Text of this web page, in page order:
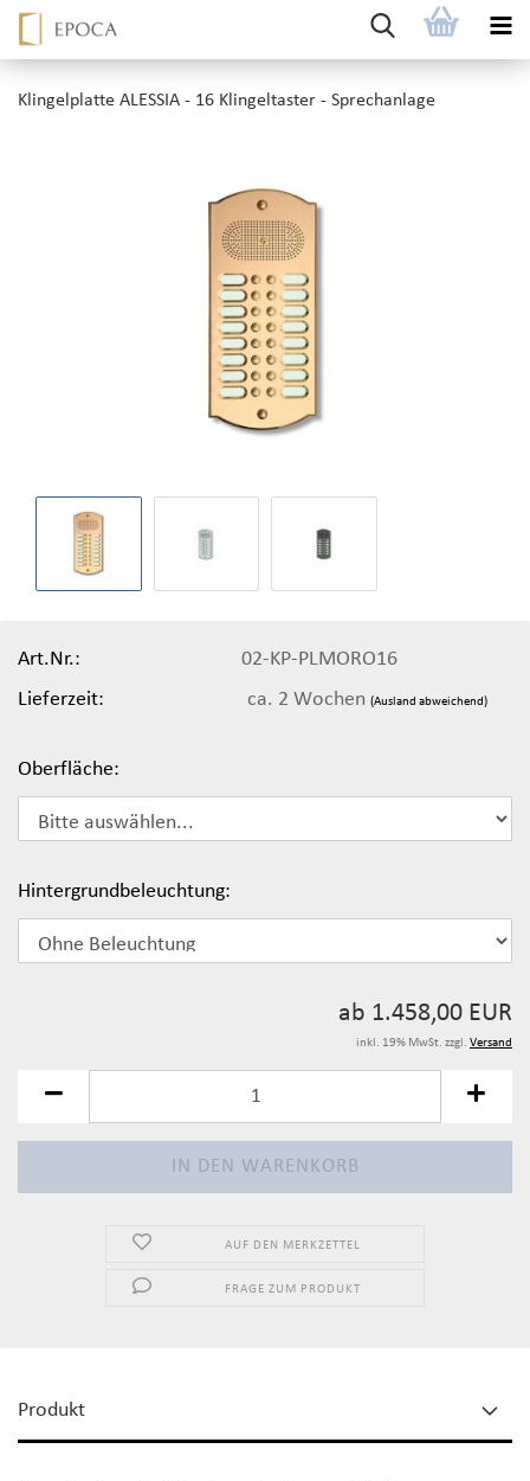
Klingelplatte ALESSIA - 16 Klingeltaster - Sprechanlage
Art.Nr.:
02-KP-PLMORO16
Lieferzeit:
ca. 2 Wochen(Ausland abweichend)
Oberfläche:
Hintergrundbeleuchtung:
ab 1.458,00 EUR
inkl. 19% MwSt. zzgl. Versand
AUF DEN MERKZETTEL
FRAGE ZUM PRODUKT
Produkt